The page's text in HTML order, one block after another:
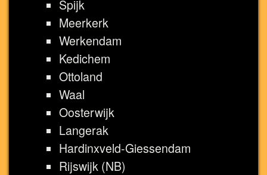
Spijk
Meerkerk
Werkendam
Kedichem
Ottoland
Waal
Oosterwijk
Langerak
Hardinxveld-Giessendam
Rijswijk (NB)